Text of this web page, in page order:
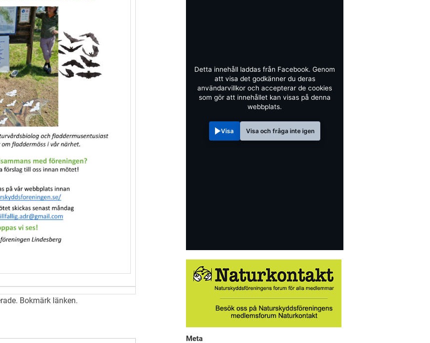
. Bokmärk länken.
Detta innehåll laddas från Facebook. Genom
att visa det godkänner du deras
användarvillkor och accepterar de cookies
som gör att innehållet kan visas på denna
webbplats.
Visa Visa och fråga inte igen
Meta